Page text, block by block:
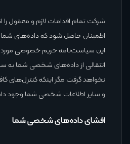
شرکت تمام اقدامات لازم و معقول را
اطمینان حاصل شود که داده‌های
این سیاست‌نامه حریم خصوصی مورد
انتقالی از داده‌های شخصی شما به
نخواهد گرفت مگر اینکه کنترل‌های
و سایر اطلاعات شخصی شما وجود
افشای داده‌های شخصی شما